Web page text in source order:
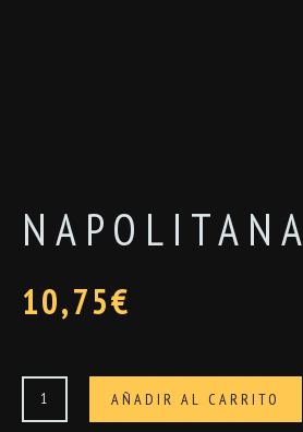
NAPOLITANA
10,75€
Napolitana
cantidad
AÑADIR AL CARRITO